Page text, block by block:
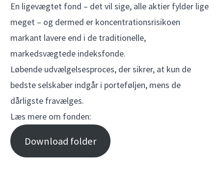
En ligevægtet fond – det vil sige, alle aktier fylder lige
meget – og dermed er koncentrationsrisikoen
markant lavere end i de traditionelle,
markedsvægtede indeksfonde.
Løbende udvælgelsesproces, der sikrer, at kun de
bedste selskaber indgår i porteføljen, mens de
dårligste fravælges.
Læs mere om fonden:
Download folder